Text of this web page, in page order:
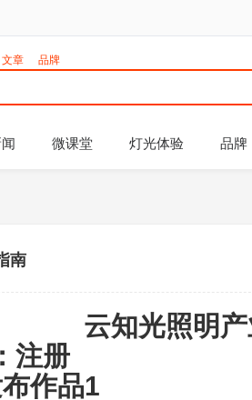
文章 品牌
微课堂 灯光体验 品牌
南
云知光照明
注册